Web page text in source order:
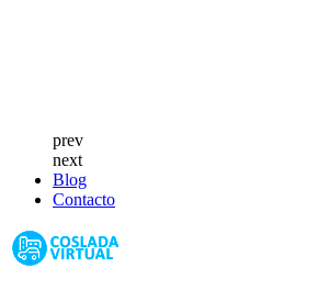
prev
next
Blog
Contacto